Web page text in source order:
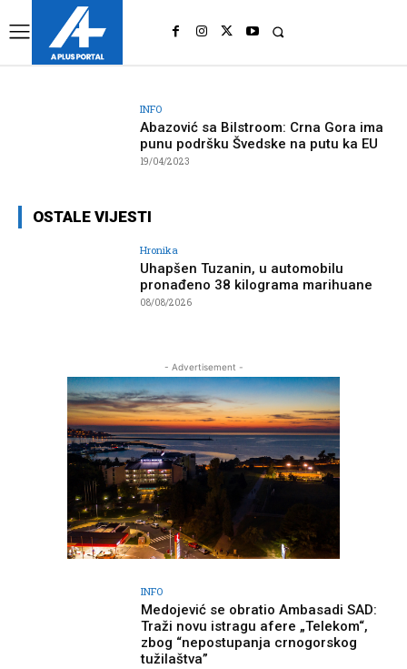
INFO
Abazović sa Bilstroom: Crna Gora ima
punu podršku Švedske na putu ka EU
19/04/2023
OSTALE VIJESTI
Hronika
Uhapšen Tuzanin, u automobilu
pronađeno 38 kilograma marihuane
08/08/2026
- Advertisement -
INFO
Medojević se obratio Ambasadi SAD:
Traži novu istragu afere „Telekom“,
zbog “nepostupanja crnogorskog
tužilaštva”